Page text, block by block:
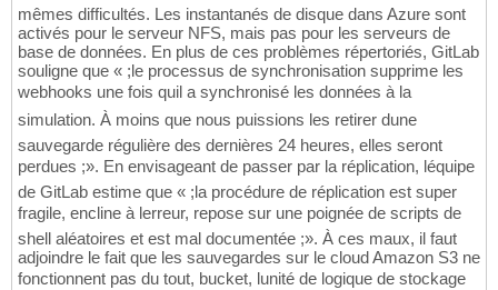
mêmes difficultés. Les instantanés de disque dans Azure sont
activés pour le serveur NFS, mais pas pour les serveurs de
base de données. En plus de ces problèmes répertoriés, GitLab
souligne que « ;le processus de synchronisation supprime les
webhooks une fois quil a synchronisé les données à la
simulation. À moins que nous puissions les retirer dune
sauvegarde régulière des dernières 24 heures, elles seront
perdues ;». En envisageant de passer par la réplication, léquipe
de GitLab estime que « ;la procédure de réplication est super
fragile, encline à lerreur, repose sur une poignée de scripts de
shell aléatoires et est mal documentée ;». À ces maux, il faut
adjoindre le fait que les sauvegardes sur le cloud Amazon S3 ne
fonctionnent pas du tout, bucket, lunité de logique de stockage